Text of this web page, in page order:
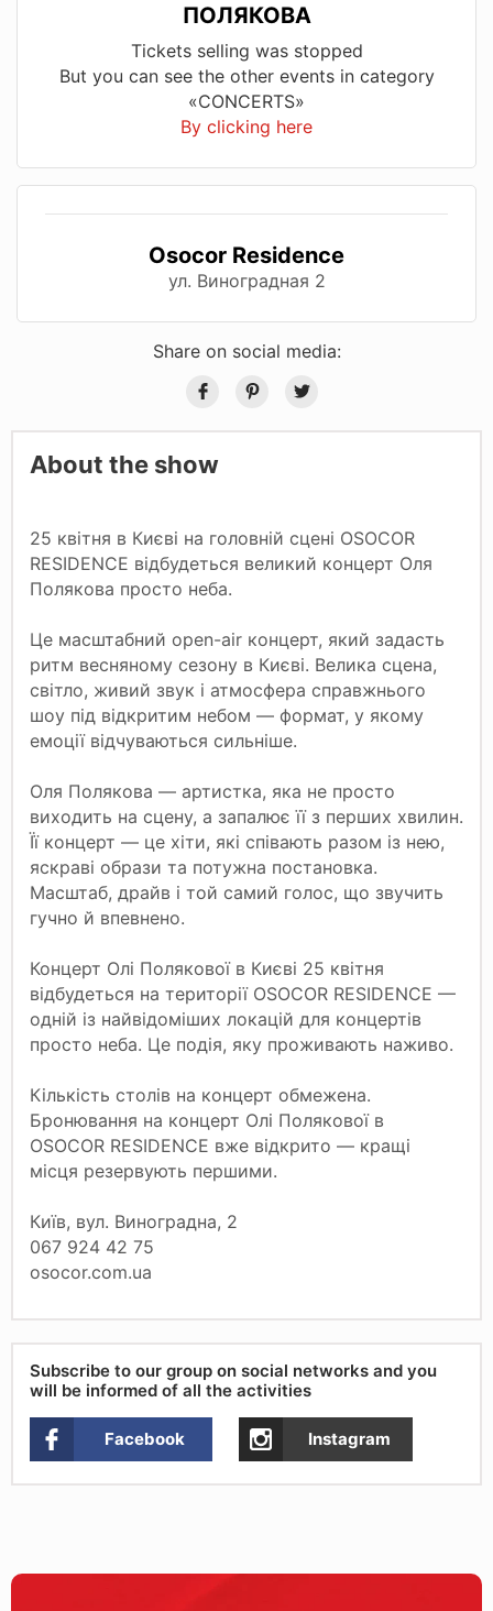
ПОЛЯКОВА
Tickets selling was stopped
But you can see the other events in category
«CONCERTS»
By clicking here
Osocor Residence
ул. Виноградная 2
Share on social media:
About the show
25 квітня в Києві на головній сцені OSOCOR
RESIDENCE відбудеться великий концерт Оля
Полякова просто неба.
Це масштабний open-air концерт, який задасть
ритм весняному сезону в Києві. Велика сцена,
світло, живий звук і атмосфера справжнього
шоу під відкритим небом — формат, у якому
емоції відчуваються сильніше.
Оля Полякова — артистка, яка не просто
виходить на сцену, а запалює її з перших хвилин.
Її концерт — це хіти, які співають разом із нею,
яскраві образи та потужна постановка.
Масштаб, драйв і той самий голос, що звучить
гучно й впевнено.
Концерт Олі Полякової в Києві 25 квітня
відбудеться на території OSOCOR RESIDENCE —
одній із найвідоміших локацій для концертів
просто неба. Це подія, яку проживають наживо.
Кількість столів на концерт обмежена.
Бронювання на концерт Олі Полякової в
OSOCOR RESIDENCE вже відкрито — кращі
місця резервують першими.
Київ, вул. Виноградна, 2
067 924 42 75
osocor.com.ua
Subscribe to our group on social networks and you
will be informed of all the activities
Facebook Instagram